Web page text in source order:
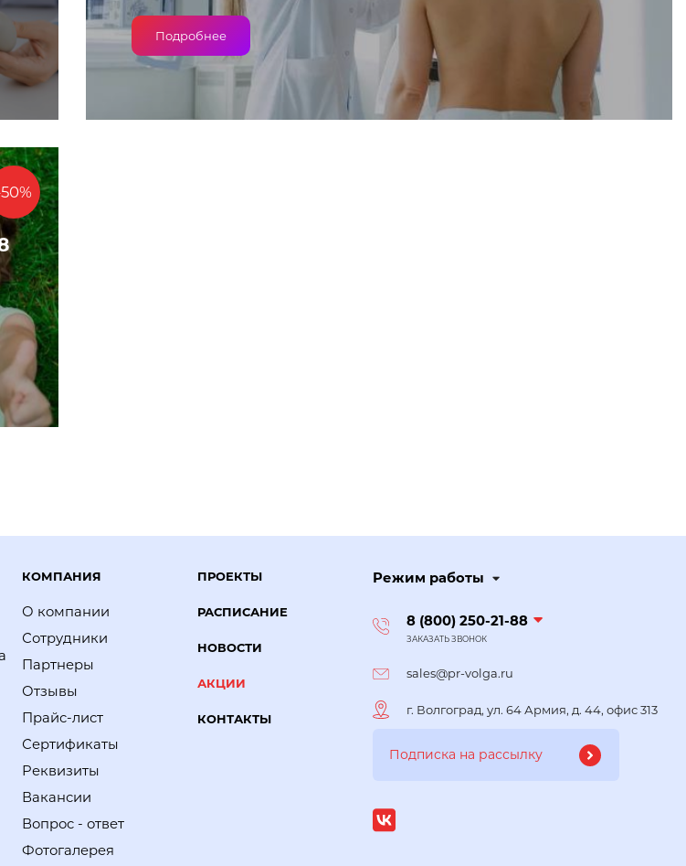
Подробнее
КОМПАНИЯ
О компании
Сотрудники
Партнеры
Отзывы
Прайс-лист
Сертификаты
Реквизиты
Вакансии
Вопрос - ответ
Фотогалерея
ПРОЕКТЫ
РАСПИСАНИЕ
НОВОСТИ
АКЦИИ
КОНТАКТЫ
Режим работы
8 (800) 250-21-88
ЗАКАЗАТЬ ЗВОНОК
sales@pr-volga.ru
г. Волгоград, ул. 64 Армия, д. 44, офис 313